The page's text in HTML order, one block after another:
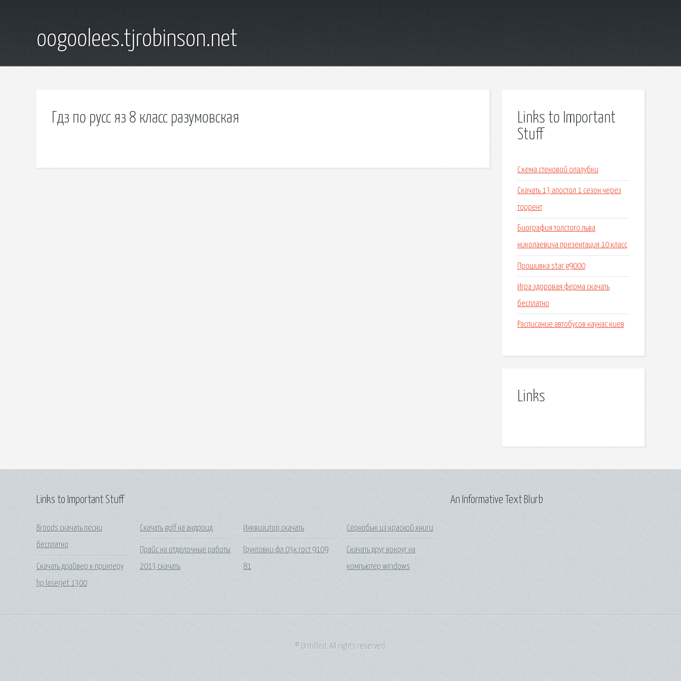
oogoolees.tjrobinson.net
Гдз по русс яз 8 класс разумовская
Links to Important
Stuff
Схема стеновой опалубки
Скачать 13 апостол 1 сезон через
торрент
Биография толстого льва
николаевича презентация 10 класс
Прошивка star g9000
Игра здоровая ферма скачать
бесплатно
Расписание автобусов каунас киев
Links
Links to Important Stuff
Broods скачать песни
бесплатно
Скачать драйвер к принтеру
hp laserjet 1300
Скачать golf на андроид
Прайс на отделочные работы
2013 скачать
Инквизитор скачать
Грунтовки фл 03к гост 9109
81
Сернобык из красной книги
Скачать друг вокруг на
компьютер windows
An Informative Text Blurb
© Untitled. All rights reserved.